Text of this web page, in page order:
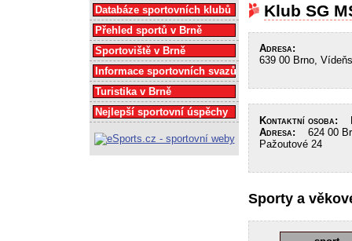
Klub SG
Adresa:
639 00 Brno,
Kontaktní osoba:
Adresa: 624 00
Pažoutové 24
Sporty a
Databáze sportovních klubů
Přehled sportů v Brně
Sportoviště v Brně
Informace sportovních svazů
Turistika v Brně
Nejlepší sportovní úspěchy